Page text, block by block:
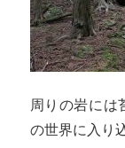
周りの岩には
の世界に入り